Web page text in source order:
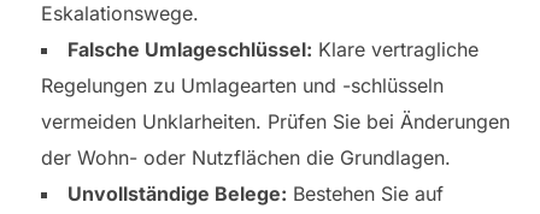
Eskalationswege.
Falsche Umlageschlüssel: Klare vertragliche
Regelungen zu Umlagearten und -schlüsseln
vermeiden Unklarheiten. Prüfen Sie bei Änderungen
der Wohn- oder Nutzflächen die Grundlagen.
Unvollständige Belege: Bestehen Sie auf